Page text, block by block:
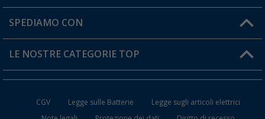
Carta fedeltà Berger
Resi
FAQ e Contatti
SPEDIAMO CON
LE NOSTRE CATEGORIE TOP
CGV Legge sulle Batterie
Legge sugli articoli elettrici